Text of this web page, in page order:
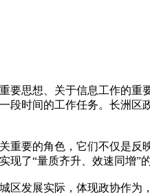
思想、关于信息工作的重
段时间的工作任务。长洲区
要的角色，它们不仅是反
了“量质齐升、效速同增”的
发展实际，体现政协作为